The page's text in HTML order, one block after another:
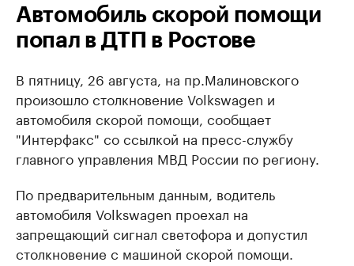
Автомобиль скорой помощи
попал в ДТП в Ростове
В пятницу, 26 августа, на пр.Малиновского
произошло столкновение Volkswagen и
автомобиля скорой помощи, сообщает
"Интерфакс" со ссылкой на ​пресс-службу
главного управления МВД России по региону.
По предварительным данным, водитель
автомобиля Volkswagen проехал на
запрещающий сигнал светофора и допустил
столкновение с машиной скорой помощи.